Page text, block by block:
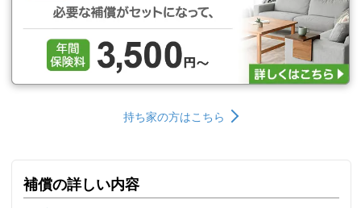
持ち家の方はこちら
補償の詳しい内容